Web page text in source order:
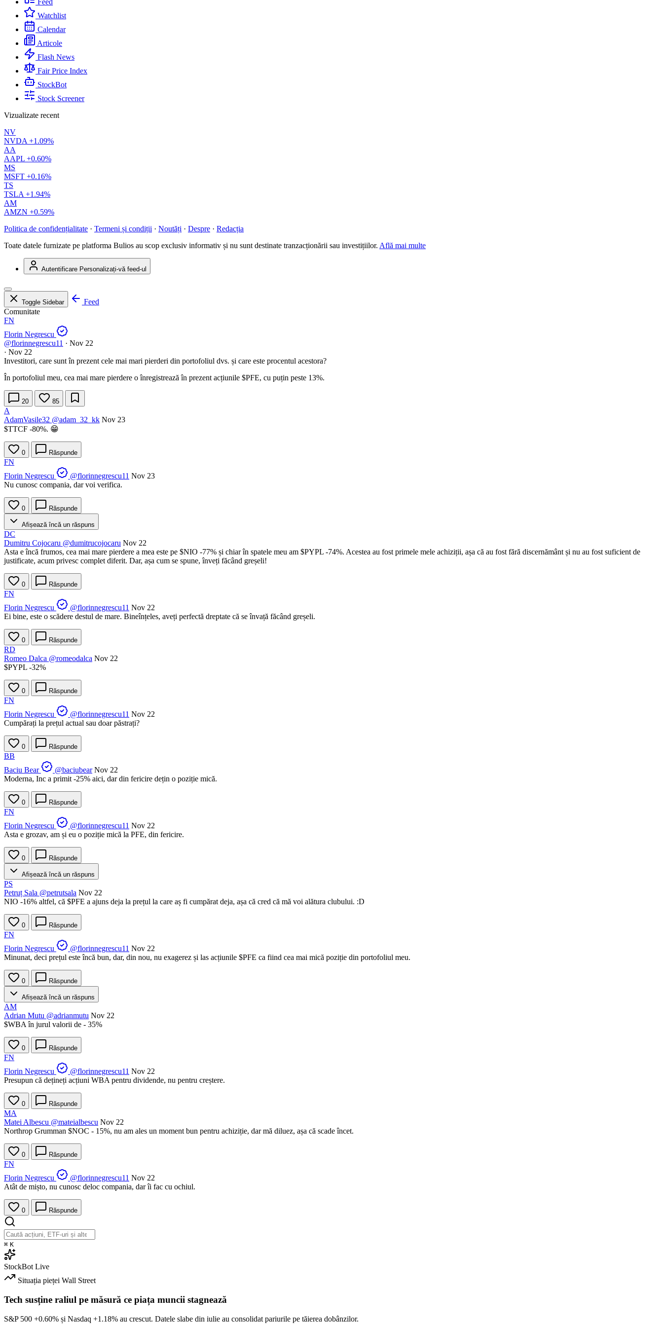
Feed
Watchlist
Calendar
Articole
Flash News
Fair Price Index
StockBot
Stock Screener
Vizualizate recent
NV
NVDA +1.09%
AA
AAPL +0.60%
MS
MSFT +0.16%
TS
TSLA +1.94%
AM
AMZN +0.59%
Politica de confidențialitate · Termeni și condiții · Noutăți · Despre · Redacția
Toate datele furnizate pe platforma Bulios au scop exclusiv informativ și nu sunt destinate tranzacționării sau investițiilor. Află mai multe
Autentificare Personalizați-vă feed-ul
Toggle Sidebar
Feed
Comunitate
FN
Florin Negrescu
@florinnegrescu11 · Nov 22
· Nov 22
Investitori, care sunt în prezent cele mai mari pierderi din portofoliul dvs. și care este procentul acestora?
În portofoliul meu, cea mai mare pierdere o înregistrează în prezent acțiunile $PFE, cu puțin peste 13%.
20 85
A
AdamVasile32 @adam_32_kk Nov 23
$TTCF -80%. 😁
0 Răspunde
FN
Florin Negrescu
@florinnegrescu11 Nov 23
Nu cunosc compania, dar voi verifica.
0 Răspunde
Afișează încă un răspuns
DC
Dumitru Cojocaru @dumitrucojocaru Nov 22
Asta e încă frumos, cea mai mare pierdere a mea este pe $NIO -77% și chiar în spatele meu am $PYPL -74%. Acestea au fost primele mele achiziții, așa că au fost fără discernământ și nu au fost suficient de
justificate, acum privesc complet diferit. Dar, așa cum se spune, înveți făcând greșeli!
0 Răspunde
FN
Florin Negrescu
@florinnegrescu11 Nov 22
Ei bine, este o scădere destul de mare. Bineînțeles, aveți perfectă dreptate că se învață făcând greșeli.
0 Răspunde
RD
Romeo Dalca @romeodalca Nov 22
$PYPL -32%
0 Răspunde
FN
Florin Negrescu
@florinnegrescu11 Nov 22
Cumpărați la prețul actual sau doar păstrați?
0 Răspunde
BB
Baciu Bear
@baciubear Nov 22
Moderna, Inc a primit -25% aici, dar din fericire dețin o poziție mică.
0 Răspunde
FN
Florin Negrescu
@florinnegrescu11 Nov 22
Asta e grozav, am și eu o poziție mică la PFE, din fericire.
0 Răspunde
Afișează încă un răspuns
PS
Petruț Sala @petrutsala Nov 22
NIO -16% altfel, că $PFE a ajuns deja la prețul la care aș fi cumpărat deja, așa că cred că mă voi alătura clubului. :D
0 Răspunde
FN
Florin Negrescu
@florinnegrescu11 Nov 22
Minunat, deci prețul este încă bun, dar, din nou, nu exagerez și las acțiunile $PFE ca fiind cea mai mică poziție din portofoliul meu.
0 Răspunde
Afișează încă un răspuns
AM
Adrian Mutu @adrianmutu Nov 22
$WBA în jurul valorii de - 35%
0 Răspunde
FN
Florin Negrescu
@florinnegrescu11 Nov 22
Presupun că dețineți acțiuni WBA pentru dividende, nu pentru creștere.
0 Răspunde
MA
Matei Albescu @mateialbescu Nov 22
Northrop Grumman $NOC - 15%, nu am ales un moment bun pentru achiziție, dar mă diluez, așa că scade încet.
0 Răspunde
FN
Florin Negrescu
@florinnegrescu11 Nov 22
Atât de mișto, nu cunosc deloc compania, dar îi fac cu ochiul.
0 Răspunde
⌘ K
StockBot Live
Situația pieței Wall Street
Tech susține raliul pe măsură ce piața muncii stagnează
S&P 500 +0.60% și Nasdaq +1.18% au crescut. Datele slabe din iulie au consolidat pariurile pe tăierea dobânzilor.